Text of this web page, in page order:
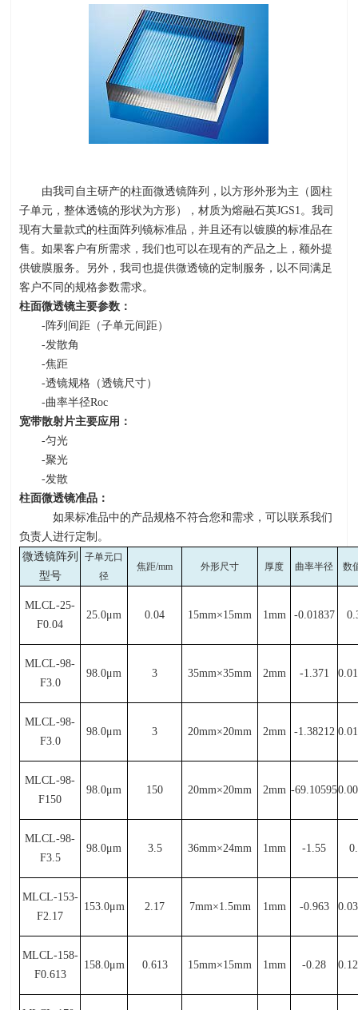
由我司自主研产的柱面微透镜阵列，以方形外形为主（圆柱
子单元，整体透镜的形状为方形），材质为熔融石英JGS1 。我司
现有大量款式的柱面阵列镜标准品，并且还有以镀膜的标准品在
售。如果客户有所需求，我们也可以在现有的产品之上，额外提
供镀膜服务。另外，我司也提供微透镜的定制服务，以不同满足
客户不同的规格参数需求。
柱面微透镜主要参数：
-阵列间距（子单元间距）
-发散角
-焦距
-透镜规格（透镜尺寸）
-曲率半径Roc
宽带散射片主要应用：
-匀光
-聚光
-发散
柱面微透镜准品：
如果标准品中的产品规格不符合您和需求，可以联系我们
负责人进行定制。
微透镜阵列
型号
子单元口
径
焦距/mm 外形尺寸 厚度 曲率半径 数
MLCL-25-
F0.04
25.0μm 0.04 15mm×15mm 1mm -0.01837
MLCL-98-
F3.0
98.0μm 3 35mm×35mm 2mm -1.371
MLCL-98-
F3.0
98.0μm 3 20mm×20mm 2mm -1.38212
MLCL-98-
F150
98.0μm 150 20mm×20mm 2mm -69.10595
MLCL-98-
F3.5
98.0μm 3.5 36mm×24mm 1mm -1.55
MLCL-153-
F2.17
153.0μm 2.17 7mm×1.5mm 1mm -0.963
MLCL-158-
F0.613
158.0μm 0.613 15mm×15mm 1mm -0.28